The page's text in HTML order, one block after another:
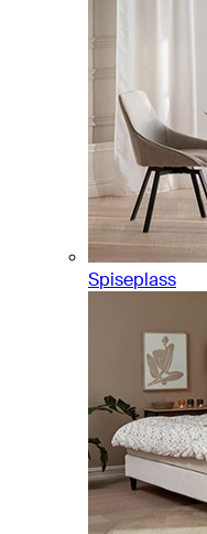
Spiseplass